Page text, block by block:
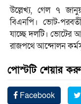
উল্লেখ্য, গেল ৭
বিএনপি। ভোট-
যাচ্ছে দলটি। ভোটের
রাজপথে আন্দোলন
পোস্টটি শেয়ার
Facebook